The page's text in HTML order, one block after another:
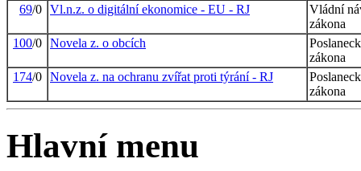
69/0 Vl.n.z. o digitální ekonomice - EU - RJ
Vládní
zákona
100/0 Novela z. o obcích
zákona
174/0 Novela z. na ochranu zvířat proti týrání - RJ
zákona
Hlavní menu